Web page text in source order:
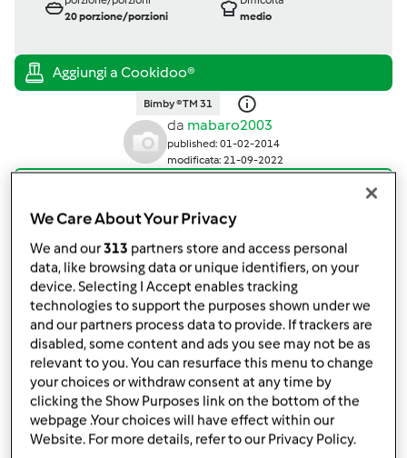
20porzione/porzioni
medio
Bimby ® TM 31
da mabaro2003
published: 01-02-2014
modificata: 21-09-2022
condividi la ricetta
Ingredienti
saltimbocca di carpaccio Finger food
200grammiradicchio rosso
We Care About Your Privacy
We and our313 partners store and access personal
data, like browsing data or unique identifiers, on your
device. Selecting I Accept enables tracking
technologies to support the purposes shown under we
and our partners process data to provide. If trackers are
disabled, some content and ads you see may not be as
relevant to you. You can resurface this menu to change
your choices or withdraw consent at any time by
clicking the Show Purposes link on the bottom of the
webpage .Your choices will have effect within our
Website. For more details, refer to our Privacy Policy.